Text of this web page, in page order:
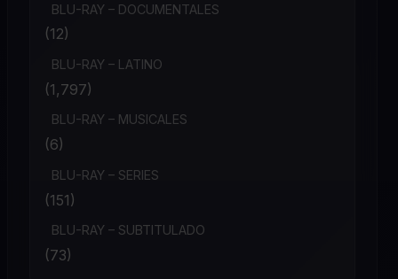
BLU-RAY – DOCUMENTALES
(12)
BLU-RAY – LATINO
(1,797)
BLU-RAY – MUSICALES
(6)
BLU-RAY – SERIES
(151)
BLU-RAY – SUBTITULADO
(73)